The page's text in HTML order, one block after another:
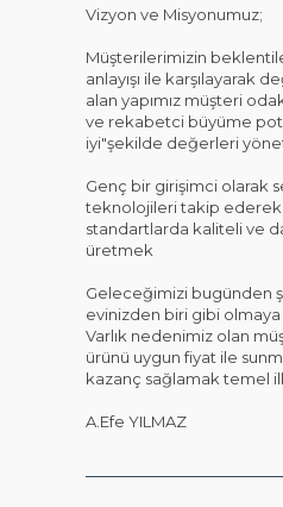
Vizyon ve Misyonumuz;
Müşterilerimizin
anlayışı ile karşılayarak
alan yapımız müşteri
ve rekabetci büyüme
iyi"şekilde değerleri
Genç bir girişimci olarak
teknolojileri takip ederek
standartlarda kaliteli ve
üretmek
Geleceğimizi bugünden
evinizden biri gibi olmaya
Varlık nedenimiz olan
ürünü uygun fiyat ile
kazanç sağlamak temel
A.Efe YILMAZ